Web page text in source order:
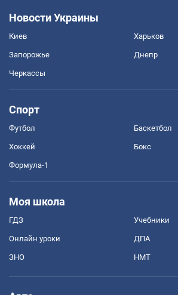
Новости Украины
Киев Харьков
Запорожье Днепр
Черкассы
Спорт
Футбол Баскетбол
Хоккей Бокс
Формула-1
Моя школа
ГДЗ Учебники
Онлайн уроки ДПА
ЗНО НМТ